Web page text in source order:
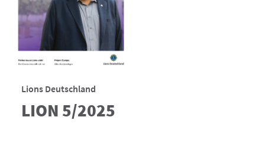
Lions Deutschland
LION 5/2025